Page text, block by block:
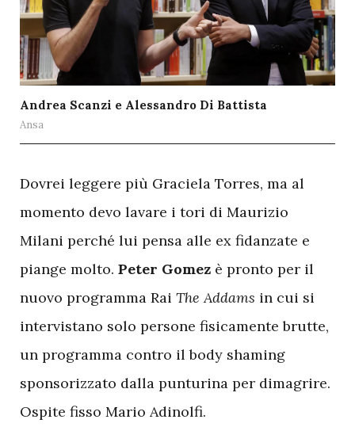
Andrea Scanzi e Alessandro Di Battista
Ansa
Dovrei leggere più Graciela Torres, ma al
momento devo lavare i tori di Maurizio
Milani perché lui pensa alle ex fidanzate e
piange molto. Peter Gomez è pronto per il
nuovo programma Rai The Addams in cui si
intervistano solo persone fisicamente brutte,
un programma contro il body shaming
sponsorizzato dalla punturina per dimagrire.
Ospite fisso Mario Adinolfi.